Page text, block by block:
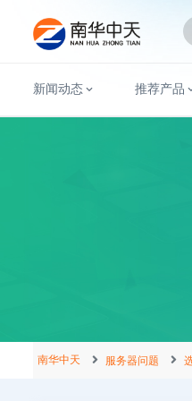
新闻动态 推荐产品
南华中天 服务器问题